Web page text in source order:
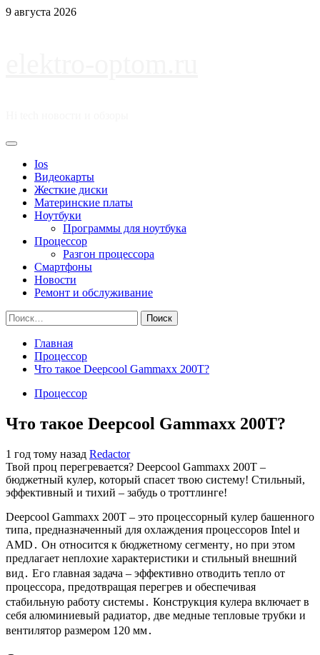
Перейти
9 августа 2026
Основное
Ios
Видеокарты
Жесткие диски
Материнские платы
Ноутбуки
Программы для ноутбука
Процессор
Разгон процессора
Смартфоны
Новости
Ремонт и обслуживание
Найти:
Главная
Процессор
Что такое Deepcool Gammaxx 200T?
Процессор
Что такое Deepcool Gammaxx 200T?
1 год тому назад Redactor
Твой проц перегревается? Deepcool Gammaxx 200T –
бюджетный кулер, который спасет твою систему! Стильный,
эффективный и тихий – забудь о троттлинге!
Deepcool Gammaxx 200T – это процессорный кулер башенного
типа‚ предназначенный для охлаждения процессоров Intel и
AMD․ Он относится к бюджетному сегменту‚ но при этом
предлагает неплохие характеристики и стильный внешний
вид․ Его главная задача – эффективно отводить тепло от
процессора‚ предотвращая перегрев и обеспечивая
стабильную работу системы․ Конструкция кулера включает в
себя алюминиевый радиатор‚ две медные тепловые трубки и
вентилятор размером 120 мм․